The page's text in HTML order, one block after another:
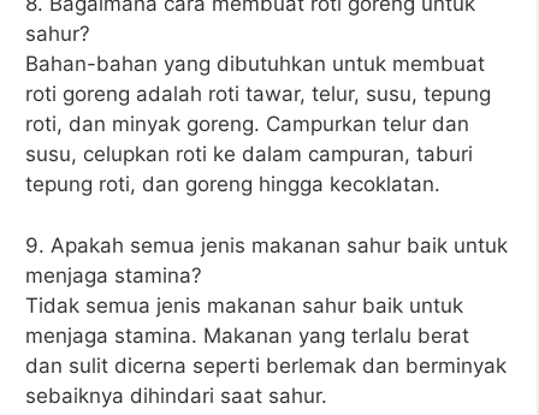
sahur?
Bahan-bahan yang dibutuhkan untuk membuat
roti goreng adalah roti tawar, telur, susu, tepung
roti, dan minyak goreng. Campurkan telur dan
susu, celupkan roti ke dalam campuran, taburi
tepung roti, dan goreng hingga kecoklatan.
9. Apakah semua jenis makanan sahur baik untuk
menjaga stamina?
Tidak semua jenis makanan sahur baik untuk
menjaga stamina. Makanan yang terlalu berat
dan sulit dicerna seperti berlemak dan berminyak
sebaiknya dihindari saat sahur.